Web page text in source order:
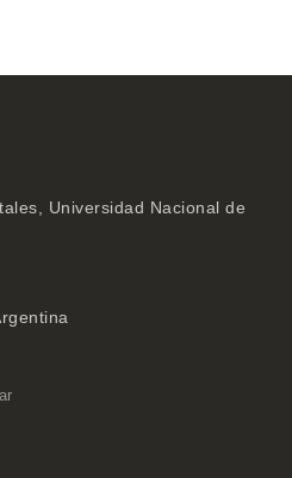
Universidad Nacional de